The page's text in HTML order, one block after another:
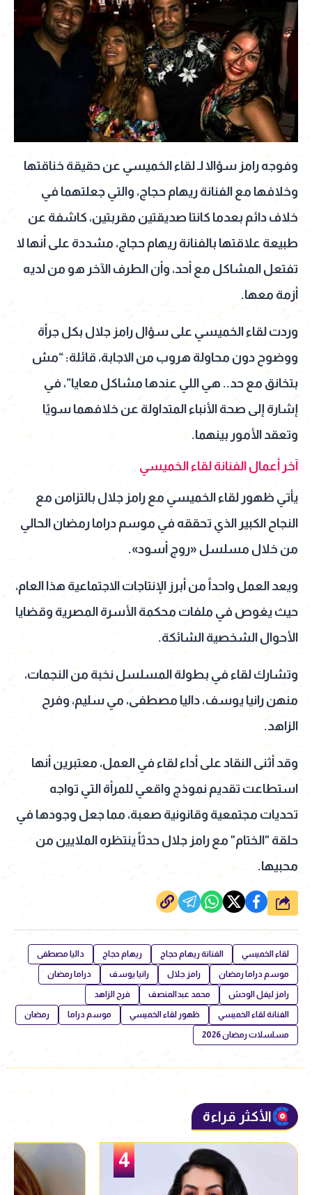
وفوجه رامز سؤالا لـ لقاء الخميسي عن حقيقة خناقتها
وخلافها مع الفنانة ريهام حجاج، والتي جعلتهما في
خلاف دائم بعدما كانتا صديقتين مقربتين، كاشفة عن
طبيعة علاقتها بالفنانة ريهام حجاج، مشددة على أنها لا
تفتعل المشاكل مع أحد، وأن الطرف الآخر هو من لديه
أزمة معها.
وردت لقاء الخميسي على سؤال رامز جلال بكل جرأة
ووضوح دون محاولة هروب من الاجابة، قائلة: “مش
بتخانق مع حد.. هي اللي عندها مشاكل معايا”، في
إشارة إلى صحة الأنباء المتداولة عن خلافهما سويًا
وتعقد الأمور بينهما.
آخر أعمال الفنانة لقاء الخميسي
يأتي ظهور لقاء الخميسي مع رامز جلال بالتزامن مع
النجاح الكبير الذي تحققه في موسم دراما رمضان الحالي
من خلال مسلسل «روج أسود».
ويعد العمل واحداً من أبرز الإنتاجات الاجتماعية هذا العام،
حيث يغوص في ملفات محكمة الأسرة المصرية وقضايا
الأحوال الشخصية الشائكة.
وتشارك لقاء في بطولة المسلسل نخبة من النجمات،
منهن رانيا يوسف، داليا مصطفى، مي سليم، وفرح
الزاهد.
وقد أثنى النقاد على أداء لقاء في العمل، معتبرين أنها
استطاعت تقديم نموذج واقعي للمرأة التي تواجه
تحديات مجتمعية وقانونية صعبة، مما جعل وجودها في
حلقة "الختام" مع رامز جلال حدثاً ينتظره الملايين من
محبيها.
شارك
لقاء الخميسي الفنانة ريهام حجاج ريهام حجاج داليا مصطفى
موسم دراما رمضان رامز جلال رانيا يوسف دراما رمضان
رامز ليفل الوحش محمد عبدالمنصف فرح الزاهد
الفنانة لقاء الخميسي ظهور لقاء الخميسي موسم دراما رمضان
مسلسلات رمضان 2026
الأكثر قراءة
5